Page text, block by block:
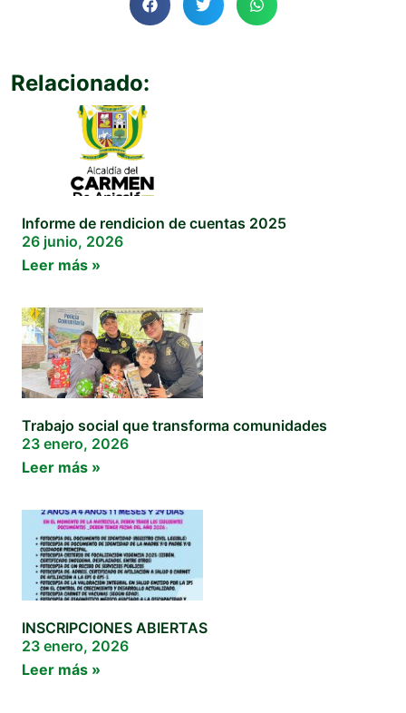
Relacionado:
Informe de rendicion de cuentas 2025
26 junio, 2026
Leer más »
Trabajo social que transforma comunidades
23 enero, 2026
Leer más »
INSCRIPCIONES ABIERTAS
23 enero, 2026
Leer más »